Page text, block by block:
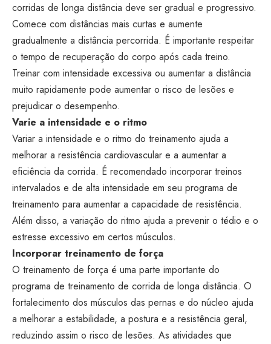
corridas de longa distância deve ser gradual e progressivo.
Comece com distâncias mais curtas e aumente
gradualmente a distância percorrida. É importante respeitar
o tempo de recuperação do corpo após cada treino.
Treinar com intensidade excessiva ou aumentar a distância
muito rapidamente pode aumentar o risco de lesões e
prejudicar o desempenho.
Varie a intensidade e o ritmo
Variar a intensidade e o ritmo do treinamento ajuda a
melhorar a resistência cardiovascular e a aumentar a
eficiência da corrida. É recomendado incorporar treinos
intervalados e de alta intensidade em seu programa de
treinamento para aumentar a capacidade de resistência.
Além disso, a variação do ritmo ajuda a prevenir o tédio e o
estresse excessivo em certos músculos.
Incorporar treinamento de força
O treinamento de força é uma parte importante do
programa de treinamento de corrida de longa distância. O
fortalecimento dos músculos das pernas e do núcleo ajuda
a melhorar a estabilidade, a postura e a resistência geral,
reduzindo assim o risco de lesões. As atividades que